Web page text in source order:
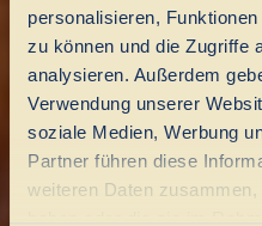
personalisieren,
zu können und die Zugriffe
analysieren. Außerdem
Verwendung unserer
soziale Medien, Werbung
Partner führen diese
weiteren Daten